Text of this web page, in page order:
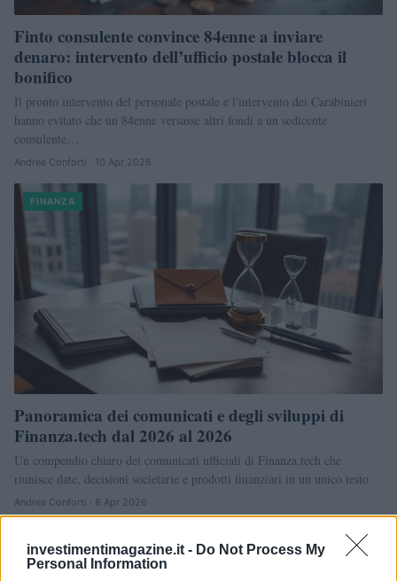
investimentimagazine.it - Do Not Process My
Personal Information
Finto consulente convince 84enne a inviare
denaro: intervento dell’ufficio postale blocca il
bonifico
Il pronto intervento del personale postale e l'intervento dei Carabinieri
hanno evitato che un 84enne versasse altri fondi a un sedicente
consulente…
Andrea Conforti · 10 Apr 2026
FINANZA
Panoramica dei comunicati e degli sviluppi di
Finanza.tech dal 2026 al 2026
Un compendio chiaro dei comunicati ufficiali di Finanza.tech che
riunisce date, decisioni societarie e prodotti finanziari in un unico testo
Andrea Conforti · 8 Apr 2026